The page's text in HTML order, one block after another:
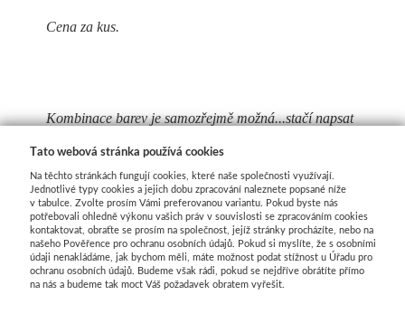
Cena za kus.
Kombinace barev je samozřejmě možná...stačí napsat
Při objednávce nad 30ks vývazků špendlíky s
perleťovou hlavičkou zdarma(100ks v balení) .
Tato webová stránka používá cookies
Na těchto stránkách fungují cookies, které naše společnosti využívají.
Jednotlivé typy cookies a jejich dobu zpracování naleznete popsané níže
v tabulce. Zvolte prosím Vámi preferovanou variantu. Pokud byste nás
potřebovali ohledně výkonu vašich práv v souvislosti se zpracováním cookies
kontaktovat, obraťte se prosím na společnost, jejíž stránky procházíte, nebo na
našeho Pověřence pro ochranu osobních údajů. Pokud si myslíte, že s osobními
údaji nenakládáme, jak bychom měli, máte možnost podat stížnost u Úřadu pro
ochranu osobních údajů. Budeme však rádi, pokud se nejdříve obrátíte přímo
na nás a budeme tak moct Váš požadavek obratem vyřešit.